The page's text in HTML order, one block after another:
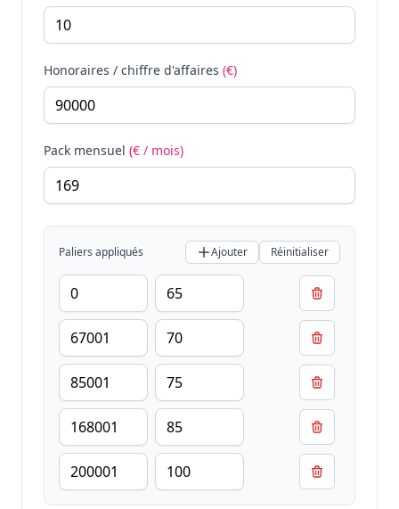
Honoraires / chiffre d'affaires (€)
Pack mensuel (€ / mois)
Paliers appliqués Ajouter Réinitialiser